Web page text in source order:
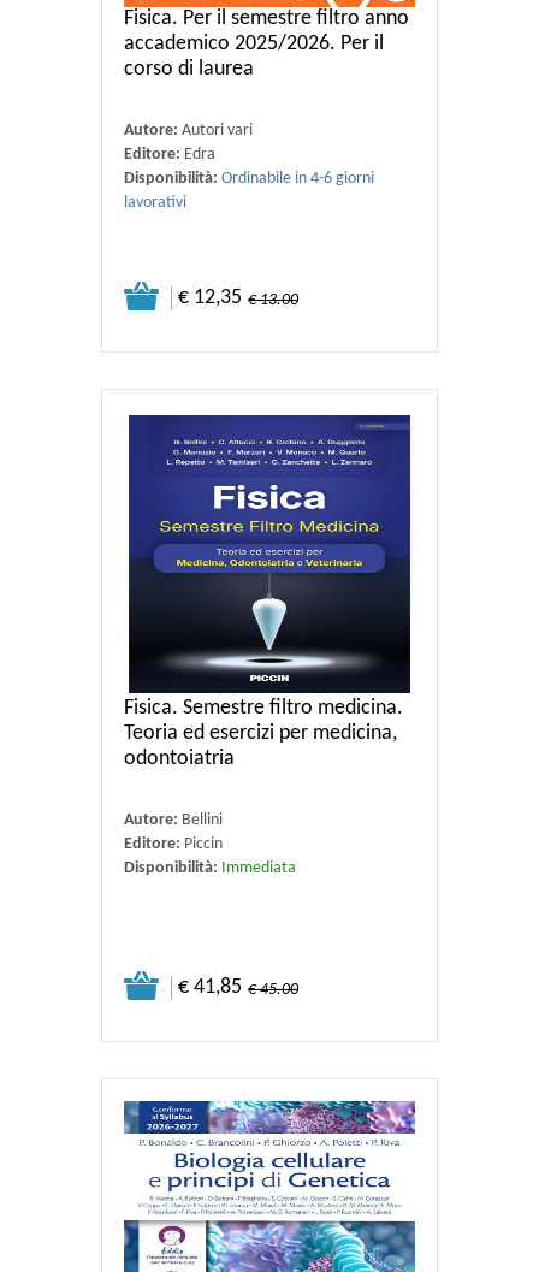
Fisica. Per il semestre filtro anno
accademico 2025/2026. Per il
corso di laurea
Autore: Autori vari
Editore: Edra
Disponibilità: Ordinabile in 4-6 giorni
lavorativi
€ 12,35 € 13.00
Fisica. Semestre filtro medicina.
Teoria ed esercizi per medicina,
odontoiatria
Autore: Bellini
Editore: Piccin
Disponibilità: Immediata
€ 41,85 € 45.00